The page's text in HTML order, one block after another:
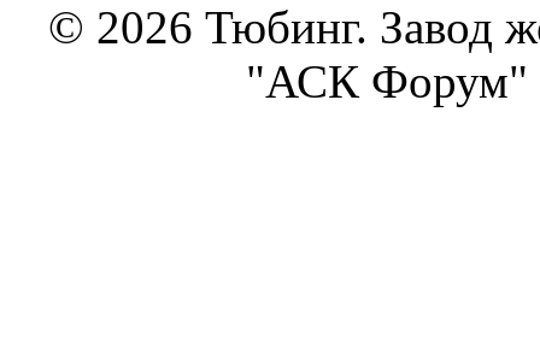
© 2026 Тюбинг. Завод
"АСК Форум"